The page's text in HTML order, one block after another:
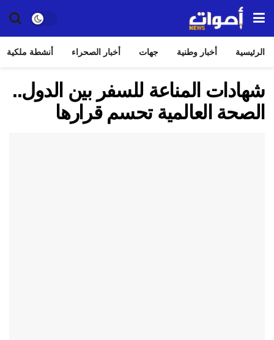
الرئيسية أخبار وطنية جهات أخبار الصحراء أنشطة ملكية
شهادات المناعة للسفر بين الدول..
الصحة العالمية تحسم قرارها